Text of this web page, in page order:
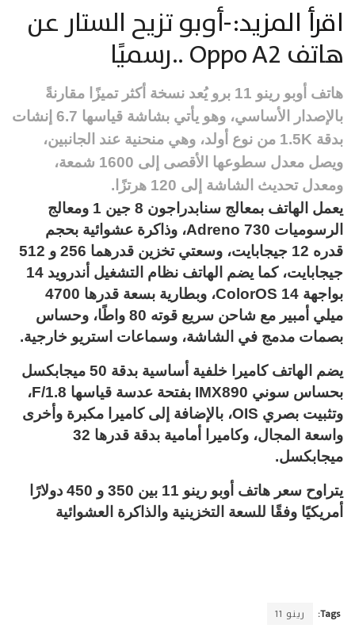
اقرأ المزيد:-أوبو تزيح الستار عن
هاتف Oppo A2 ..رسميًا
هاتف أوبو رينو 11 برو يُعد نسخة أكثر تميزًا مقارنةً
بالإصدار الأساسي، وهو يأتي بشاشة قياسها 6.7 إنشات
بدقة 1.5K من نوع أولد، وهي منحنية عند الجانبين،
ويصل معدل سطوعها الأقصى إلى 1600 شمعة،
ومعدل تحديث الشاشة إلى 120 هرتزًا.
يعمل الهاتف بمعالج سنابدراجون 8 جين 1 ومعالج
الرسوميات Adreno 730، وذاكرة عشوائية بحجم
قدره 12 جيجابايت، وسعتي تخزين قدرهما 256 و 512
جيجابايت، كما يضم الهاتف نظام التشغيل أندرويد 14
بواجهة ColorOS 14، وبطارية بسعة قدرها 4700
ميلي أمبير مع شاحن سريع قوته 80 واطًا، وحساس
بصمات مدمج في الشاشة، وسماعات استريو خارجية.
يضم الهاتف كاميرا خلفية أساسية بدقة 50 ميجابكسل
بحساس سوني IMX890 بفتحة عدسة قياسها F/1.8،
وتثبيت بصري OIS، بالإضافة إلى كاميرا مكبرة وأخرى
واسعة المجال، وكاميرا أمامية بدقة قدرها 32
ميجابكسل.
يتراوح سعر هاتف أوبو رينو 11 بين 350 و 450 دولارًا
أمريكيًا وفقًا للسعة التخزينية والذاكرة العشوائية
Tags: رينو 11